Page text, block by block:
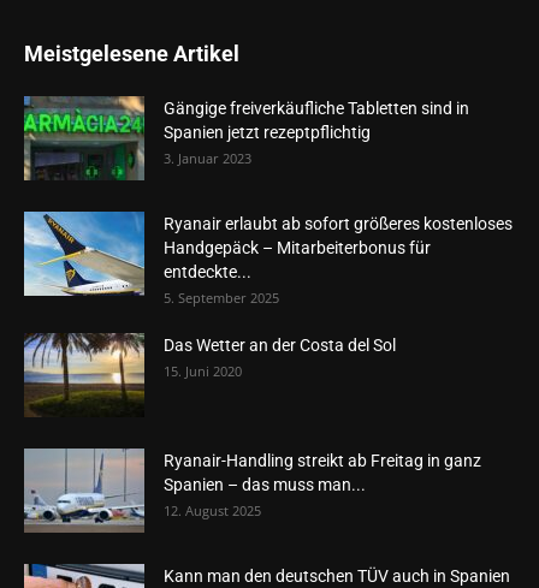
Meistgelesene Artikel
Gängige freiverkäufliche Tabletten sind in
Spanien jetzt rezeptpflichtig
3. Januar 2023
Ryanair erlaubt ab sofort größeres kostenloses
Handgepäck – Mitarbeiterbonus für
entdeckte...
5. September 2025
Das Wetter an der Costa del Sol
15. Juni 2020
Ryanair-Handling streikt ab Freitag in ganz
Spanien – das muss man...
12. August 2025
Kann man den deutschen TÜV auch in Spanien